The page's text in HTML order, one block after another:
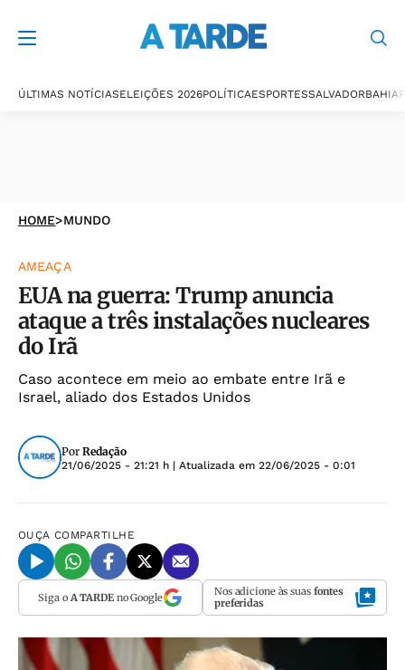
ÚLTIMAS NOTÍCIASELEIÇÕES 2026POLÍTICAESPORTESSALVADORBAHIA
HOME>MUNDO
AMEAÇA
EUA na guerra: Trump anuncia
ataque a três instalações nucleares
do Irã
Caso acontece em meio ao embate entre Irã e
Israel, aliado dos Estados Unidos
Por Redação
21/06/2025 - 21:21 h | Atualizada em 22/06/2025 - 0:01
OUÇA COMPARTILHE
Siga o A TARDEno Google Nos adicione às suas fontes
preferidas